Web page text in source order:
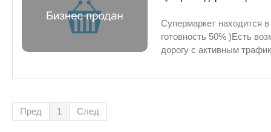
Супермаркет находится
готовность 50% )Есть
дорогу с активным
Пред 1 След